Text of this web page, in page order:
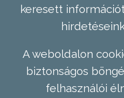
keresett
A weboldalon
biztonságos
felhasználói